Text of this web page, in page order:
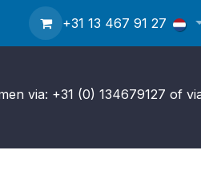
Nieuws Verzending
+31 13 467 91 27
via: +31 (0) 134679127 of